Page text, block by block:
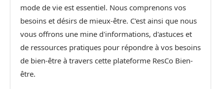
mode de vie est essentiel. Nous comprenons vos
besoins et désirs de mieux-être. C'est ainsi que nous
vous offrons une mine d'informations, d'astuces et
de ressources pratiques pour répondre à vos besoins
de bien-être à travers cette plateforme ResCo Bien-
être.